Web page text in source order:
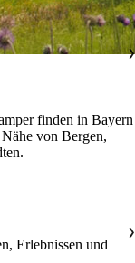
finden in Bayern
von Bergen,
Erlebnissen und
❯
❯